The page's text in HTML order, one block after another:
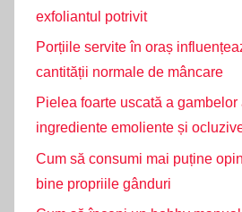
exfoliantul potrivit
Porțiile servite în oraș
cantității normale de mâncare
Pielea foarte uscată a
ingrediente emoliente și
Cum să consumi mai puține
bine propriile gânduri